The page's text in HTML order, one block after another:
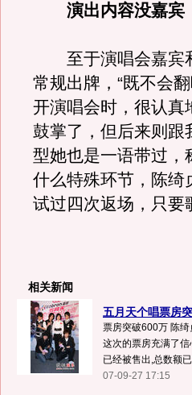
演出内容没嘉宾
至于演唱会嘉宾
常规出牌，“既不会
开演唱会时，很认真
鼓掌了，但后来则跟
型她也是一语带过，
什么特殊环节，陈绮
试过四次返场，只要
相关新闻
五月天个唱票房
票房突破600万 陈
这次的票房充满了
已经被售出,总数额
07-09-27 17:15